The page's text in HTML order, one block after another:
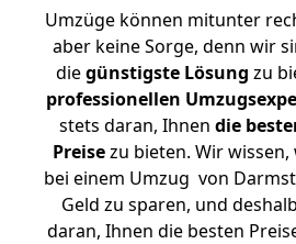
Umzüge können mitunter
aber keine Sorge, denn wir
diegünstigste Lösung zu
professionellen
stets daran, Ihnen die
Preisezu bieten. Wir
bei einem Umzug von
Geld zu sparen, und
daran, Ihnen die besten